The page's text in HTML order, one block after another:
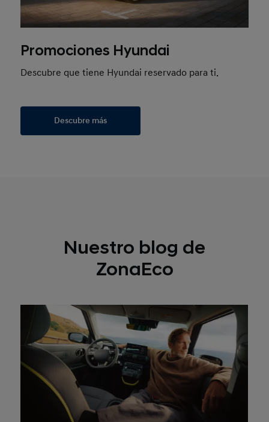
Promociones Hyundai
Descubre que tiene Hyundai reservado para ti.
Descubre más
Nuestro blog de
ZonaEco